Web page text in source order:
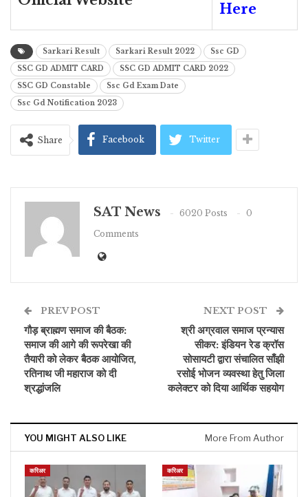
Here
Sarkari Result Sarkari Result 2022
Ssc GD
SSC GD ADMIT CARD
SSC GD ADMIT CARD 2022
SSC GD Constable
Ssc Gd Exam Date
Ssc Gd Notification 2023
Share Facebook Twitter
SAT News 6020 Posts
0
Comments
PREV POST
गौड़ ब्राह्मण समाज की बैठक:
समाज की आगे की रूपरेखा की
तैयारी को लेकर बैठक आयोजित,
रतिनाथ जी महाराज को दी
श्रद्धांजलि
NEXT POST
श्री अग्रवाल समाज प्रन्यास
सीकर: इंडियन रेड क्रॉस
सोसायटी द्वारा संचालित साँझी
रसोई भोजन व्यवस्था हेतु जिला
कलेक्टर को दिया आर्थिक सहयोग
YOU MIGHT ALSO LIKE More From Author
करिअर करिअर